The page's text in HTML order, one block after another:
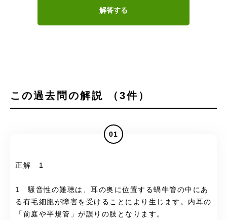
解答する
この過去問の解説 （3件）
01
正解 1
1 騒音性の難聴は、耳の奥に位置する蝸牛管の中にあ
る有毛細胞が障害を受けることにより生じます。内耳の
「前庭や半規管」が誤りの肢となります。